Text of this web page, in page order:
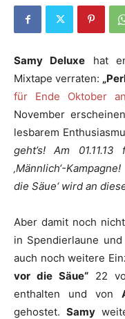
Samy Deluxe hat
Mixtape verraten:
für Ende Oktober
November
lesbarem
geht’s! Am
‚Männlich‘-
die Säue‘ wird an
Aber damit noch
in Spendierlaune
auch noch weitere
vor die Säue“22
enthalten und von
gehostet.Samy